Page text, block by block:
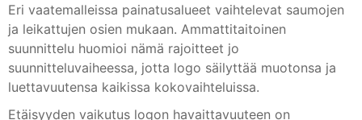
Eri vaatemalleissa painatusalueet vaihtelevat saumojen
ja leikattujen osien mukaan. Ammattitaitoinen
suunnittelu huomioi nämä rajoitteet jo
suunnitteluvaiheessa, jotta logo säilyttää muotonsa ja
luettavuutensa kaikissa kokovaihteluissa.
Etäisyyden vaikutus logon havaittavuuteen on